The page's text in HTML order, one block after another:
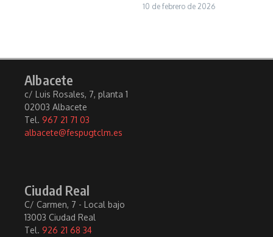
10 de febrero de 2026
Albacete
c/ Luis Rosales, 7, planta 1
02003 Albacete
Tel. 967 21 71 03
albacete@fespugtclm.es
Ciudad Real
C/ Carmen, 7 - Local bajo
13003 Ciudad Real
Tel. 926 21 68 34